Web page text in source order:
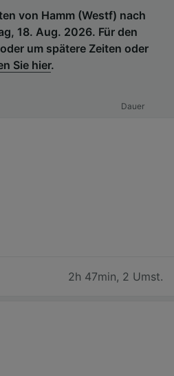
von Hamm (Westf) nach
18. Aug. 2026. Für den
um spätere Zeiten oder
Sie hier.
Dauer
2h 47min, 2 Umst.